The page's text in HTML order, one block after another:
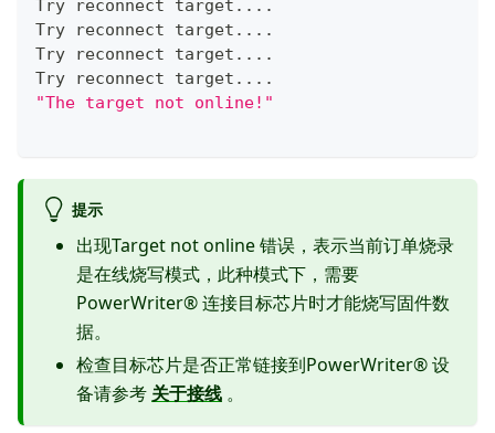
Try reconnect target . . . .
Try reconnect target . . . .
Try reconnect target . . . .
Try reconnect target . . . .
"The target not online!"
提示
出现Target not online 错误，表示当前订单烧录
是在线烧写模式，此种模式下，需要
PowerWriter® 连接目标芯片时才能烧写固件数
据。
检查目标芯片是否正常链接到PowerWriter® 设
备请参考 关于接线 。